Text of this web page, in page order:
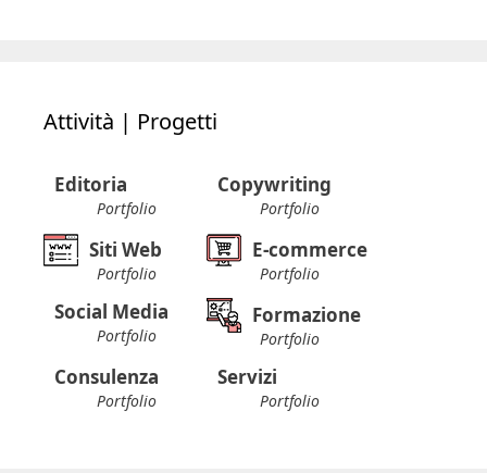
Attività | Progetti
Editoria
Portfolio
Copywriting
Portfolio
Siti Web
Portfolio
E-commerce
Portfolio
Social Media
Portfolio
Formazione
Portfolio
Consulenza
Portfolio
Servizi
Portfolio